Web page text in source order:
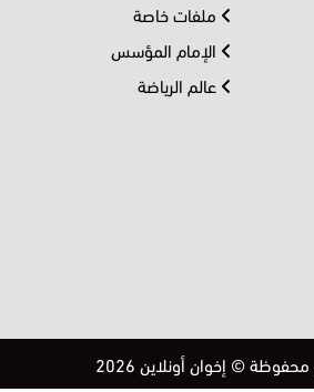
ملفات خاصة
الإمام المؤسس
عالم الرياضة
© إخوان أونلاين 2026